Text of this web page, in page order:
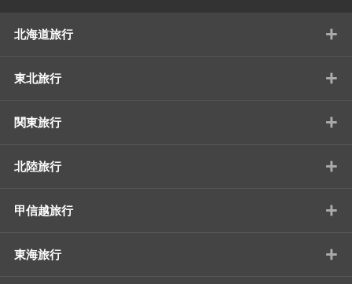
北海道旅行 +
東北旅行 +
関東旅行 +
北陸旅行 +
甲信越旅行 +
東海旅行 +